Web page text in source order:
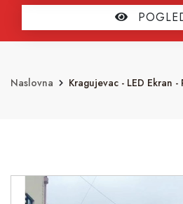
Naslovna Kragujevac - LED Ekran -